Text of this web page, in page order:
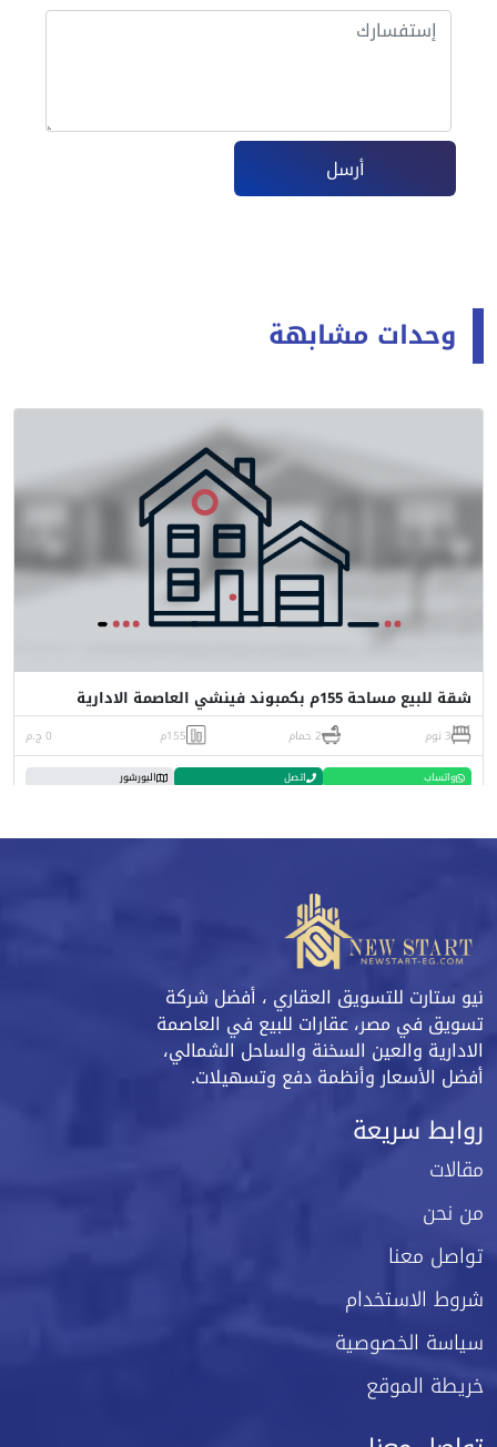
أرسل
وحدات مشابهة
شقة للبيع مساحة 155م بكمبوند فينشي العاصمة الادارية
3 نوم 2 حمام 155م 0 ج.م
واتساب اتصل البورشور
نيو ستارت للتسويق العقاري ، أفضل شركة
تسويق في مصر، عقارات للبيع في العاصمة
الادارية والعين السخنة والساحل الشمالي،
أفضل الأسعار وأنظمة دفع وتسهيلات.
روابط سريعة
مقالات
من نحن
تواصل معنا
شروط الاستخدام
سياسة الخصوصية
خريطة الموقع